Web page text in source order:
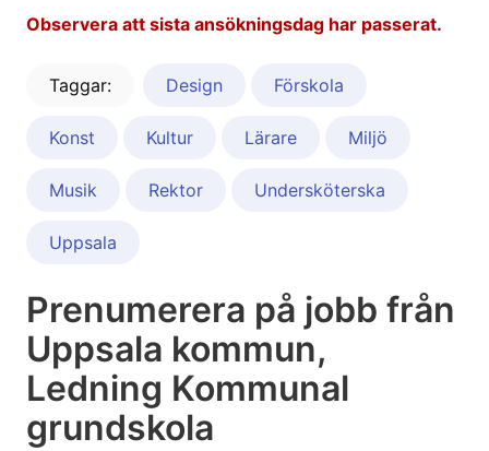
Observera att sista ansökningsdag har passerat.
Taggar: Design Förskola
Konst Kultur Lärare Miljö
Musik Rektor Undersköterska
Uppsala
Prenumerera på jobb från
Uppsala kommun,
Ledning Kommunal
grundskola